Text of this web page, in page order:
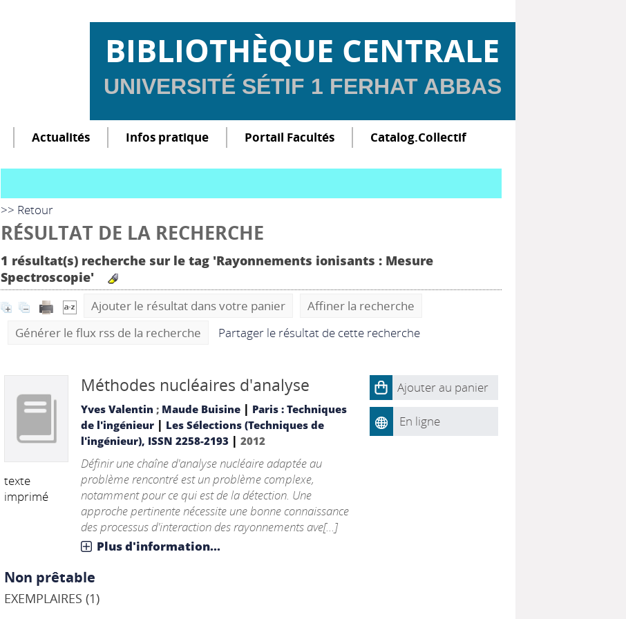
BIBLIOTHÈQUE CENTRALE
UNIVERSITÉ SÉTIF 1 FERHAT ABBAS
Actualités Infos pratique Portail Facultés Catalog.Collectif
>> Retour
RÉSULTAT DE LA RECHERCHE
1 résultat(s) recherche sur le tag 'Rayonnements ionisants : Mesure
Spectroscopie'
Ajouter le résultat dans votre panier
Affiner la recherche
Générer le flux rss de la recherche
Partager le résultat de cette recherche
texte
imprimé
Méthodes nucléaires d'analyse
Yves Valentin ; Maude Buisine | Paris : Techniques
de l'ingénieur| Les Sélections (Techniques de
l'ingénieur), ISSN 2258-2193| 2012
Définir une chaîne d'analyse nucléaire adaptée au
problème rencontré est un problème complexe,
notamment pour ce qui est de la détection. Une
approche pertinente nécessite une bonne connaissance
des processus d'interaction des rayonnements ave[...]
Plus d'information...
Ajouter au panier
En ligne
Non prêtable
EXEMPLAIRES (1)